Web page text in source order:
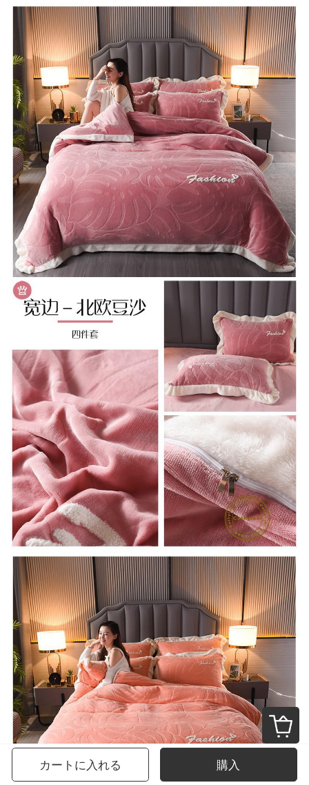
カートに入れる 購入